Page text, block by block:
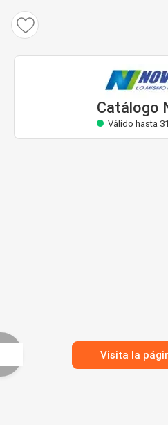
Catálogo
Válido hasta
Visita la